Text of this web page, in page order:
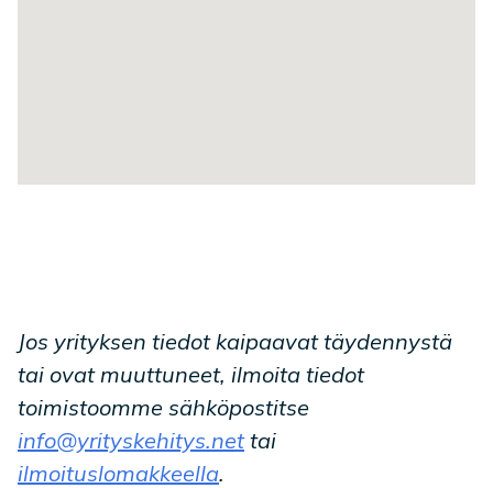
Jos yrityksen tiedot kaipaavat täydennystä
tai ovat muuttuneet, ilmoita tiedot
toimistoomme sähköpostitse
info@yrityskehitys.nettai
ilmoituslomakkeella.